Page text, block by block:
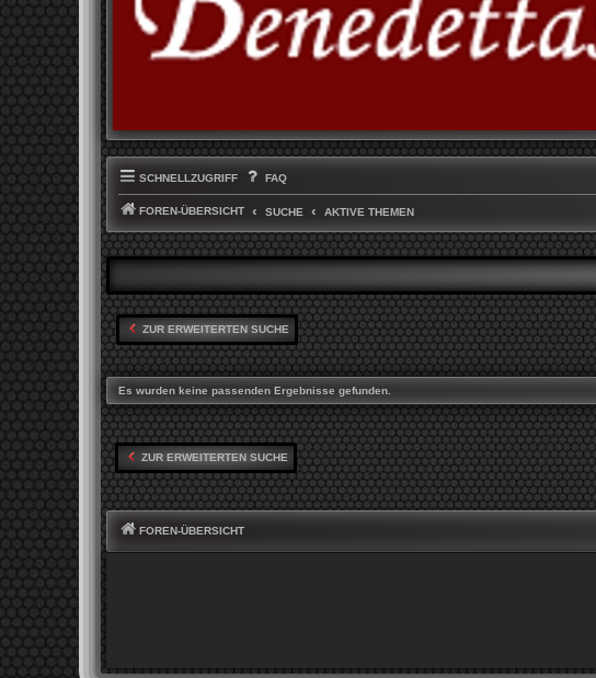
SCHNELLZUGRIFF FAQ
FOREN-ÜBERSICHT SUCHE AKTIVE THEMEN
ZUR ERWEITERTEN SUCHE
Es wurden keine passenden Ergebnisse gefunden.
ZUR ERWEITERTEN SUCHE
FOREN-ÜBERSICHT